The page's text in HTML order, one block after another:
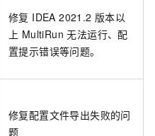
修复 IDEA 2021.2 版本以
上 MultiRun 无法运行、配
置提示错误等问题。
修复配置文件导出失败的问
题